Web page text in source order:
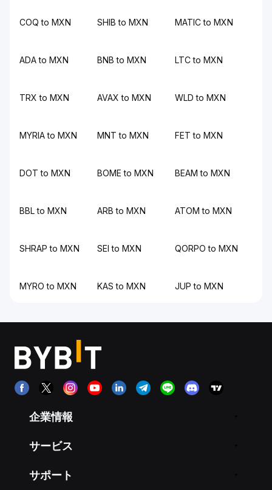
COQ to MXN SHIB to MXN MATIC to MXN
ADA to MXN BNB to MXN LTC to MXN
TRX to MXN AVAX to MXN WLD to MXN
MYRIA to MXN MNT to MXN FET to MXN
DOT to MXN BOME to MXN BEAM to MXN
BBL to MXN ARB to MXN ATOM to MXN
SHRAP to MXN SEI to MXN QORPO to MXN
MYRO to MXN KAS to MXN JUP to MXN
企業情報
サービス
サポート